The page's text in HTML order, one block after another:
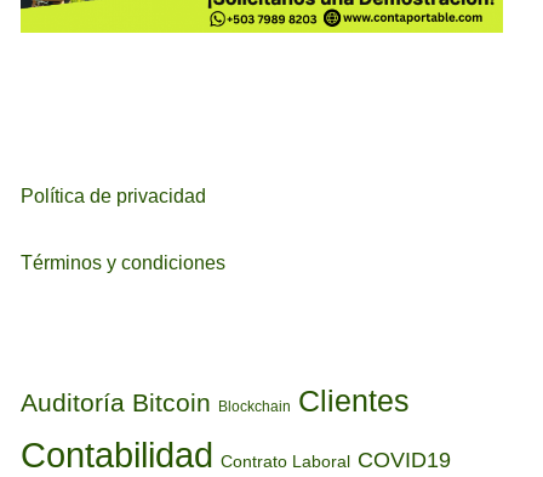
Política de privacidad
Términos y condiciones
Auditoría Bitcoin Blockchain Clientes
Contabilidad Contrato Laboral COVID19